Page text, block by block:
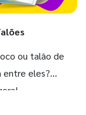
ou talão de
entre eles?